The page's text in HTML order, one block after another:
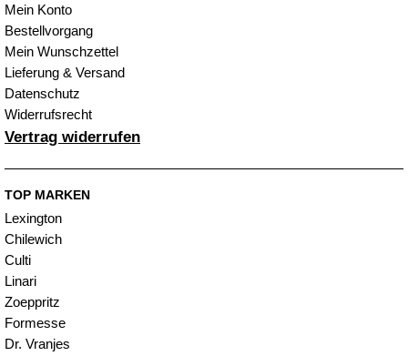
Mein Konto
Bestellvorgang
Mein Wunschzettel
Lieferung & Versand
Datenschutz
Widerrufsrecht
Vertrag widerrufen
TOP MARKEN
Lexington
Chilewich
Culti
Linari
Zoeppritz
Formesse
Dr. Vranjes